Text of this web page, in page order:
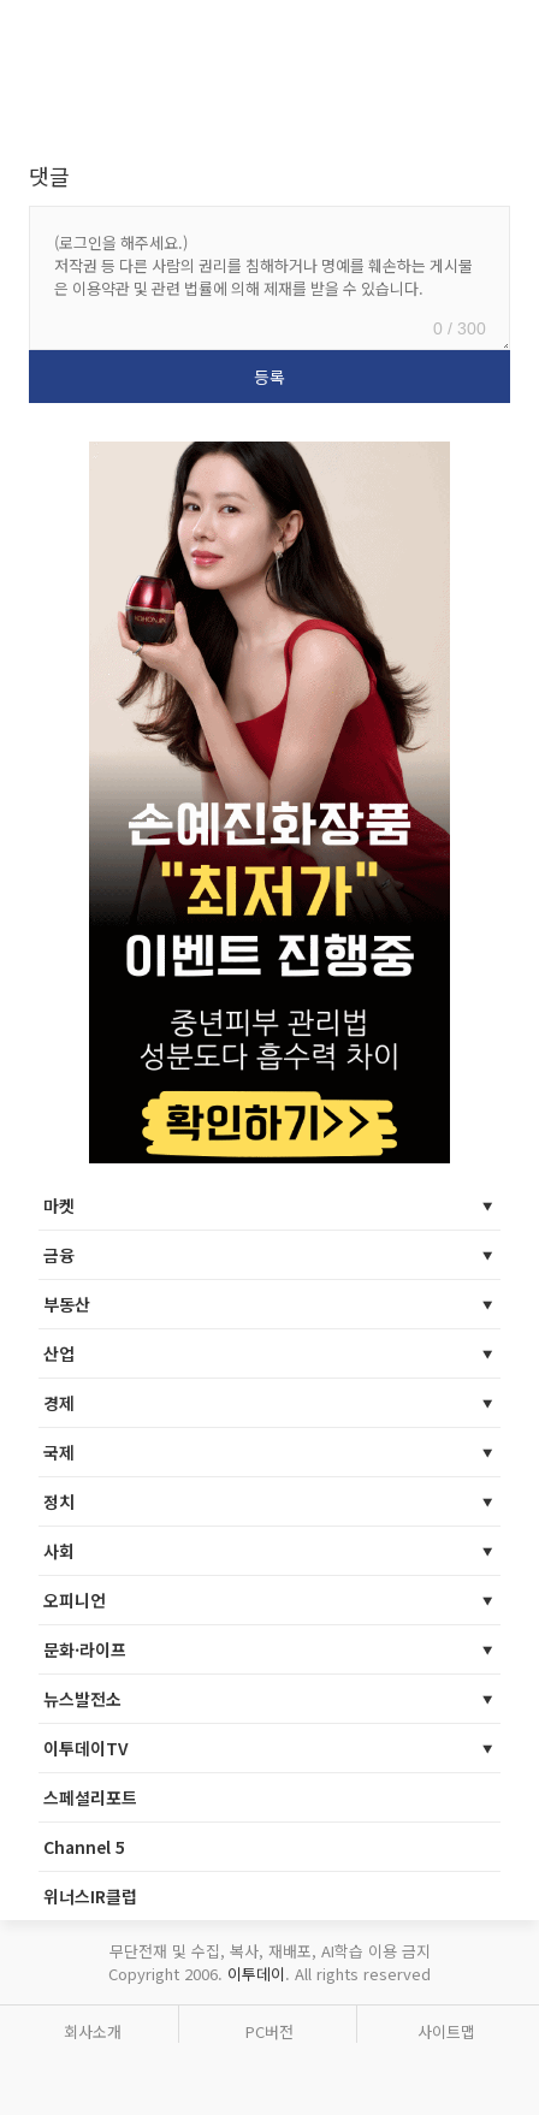
댓글
0 / 300
마켓
금융
부동산
산업
경제
국제
정치
사회
오피니언
문화·라이프
뉴스발전소
이투데이TV
스페셜리포트
Channel 5
위너스IR클럽
무단전재 및 수집, 복사, 재배포, AI학습 이용 금지
Copyright 2006. 이투데이. All rights reserved
회사소개 PC버전 사이트맵